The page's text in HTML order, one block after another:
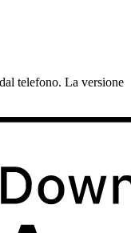
telefono. La versione